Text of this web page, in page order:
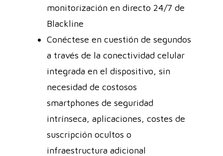
monitorización en directo 24/7 de
Blackline
Conéctese en cuestión de segundos
a través de la conectividad celular
integrada en el dispositivo, sin
necesidad de costosos
smartphones de seguridad
intrínseca, aplicaciones, costes de
suscripción ocultos o
infraestructura adicional